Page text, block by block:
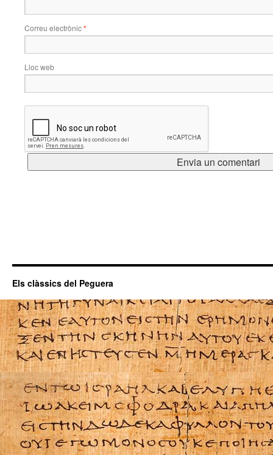
Correu electrònic*
Lloc web
Els clàssics del Peguera